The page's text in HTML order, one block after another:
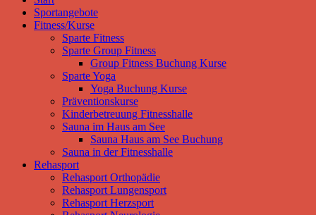
Sportangebote
Fitness/Kurse
Sparte Fitness
Sparte Group Fitness
Group Fitness Buchung Kurse
Sparte Yoga
Yoga Buchung Kurse
Präventionskurse
Kinderbetreuung Fitnesshalle
Sauna im Haus am See
Sauna Haus am See Buchung
Sauna in der Fitnesshalle
Rehasport
Rehasport Orthopädie
Rehasport Lungensport
Rehasport Herzsport